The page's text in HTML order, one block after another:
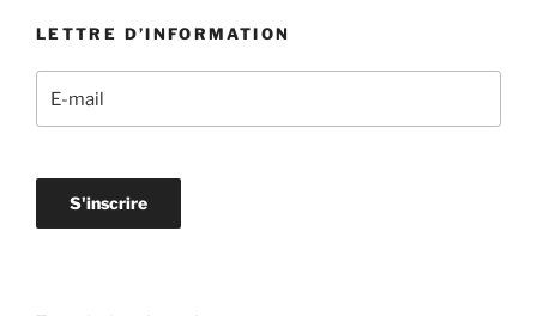
LETTRE D’INFORMATION